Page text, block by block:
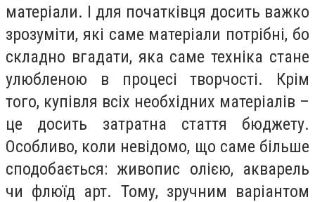
матеріали. І для початківця досить важко
зрозуміти, які саме матеріали потрібні, бо
складно вгадати, яка саме техніка стане
улюбленою в процесі творчості. Крім
того, купівля всіх необхідних матеріалів –
це досить затратна стаття бюджету.
Особливо, коли невідомо, що саме більше
сподобається: живопис олією, акварель
чи флюїд арт. Тому, зручним варіантом